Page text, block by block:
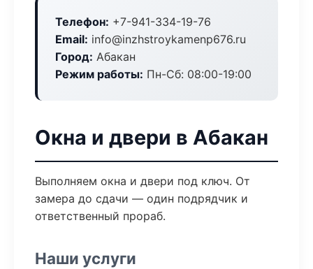
Телефон: +7-941-334-19-76
Email: info@inzhstroykamenp676.ru
Город: Абакан
Режим работы: Пн-Сб: 08:00-19:00
Окна и двери в Абакан
Выполняем окна и двери под ключ. От
замера до сдачи — один подрядчик и
ответственный прораб.
Наши услуги